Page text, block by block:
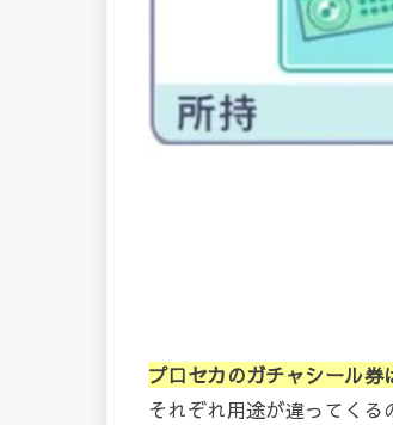
プロセカのガチャシール券
それぞれ用途が違ってくる